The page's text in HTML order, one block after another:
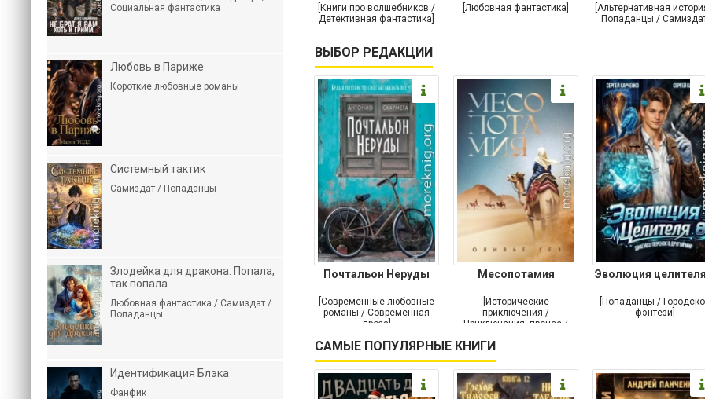
[Книги про волшебников /
Детективная фантастика]
[Любовная фантастика]
[Альтернативная
Попаданцы /
ВЫБОР РЕДАКЦИИ
Почтальон Неруды
[Современные любовные
романы / Современная
проза]
Месопотамия
[Исторические
приключения /
Приключения: прочее /
Историческая проза]
Эволюция
[Попаданцы /
фэнтези]
САМЫЕ ПОПУЛЯРНЫЕ КНИГИ
Социальная фантастика
Любовь в Париже
Короткие любовные романы
Системный тактик
Самиздат / Попаданцы
Злодейка для дракона. Попала,
так попала
Любовная фантастика / Самиздат /
Попаданцы
Идентификация Блэка
Фанфик